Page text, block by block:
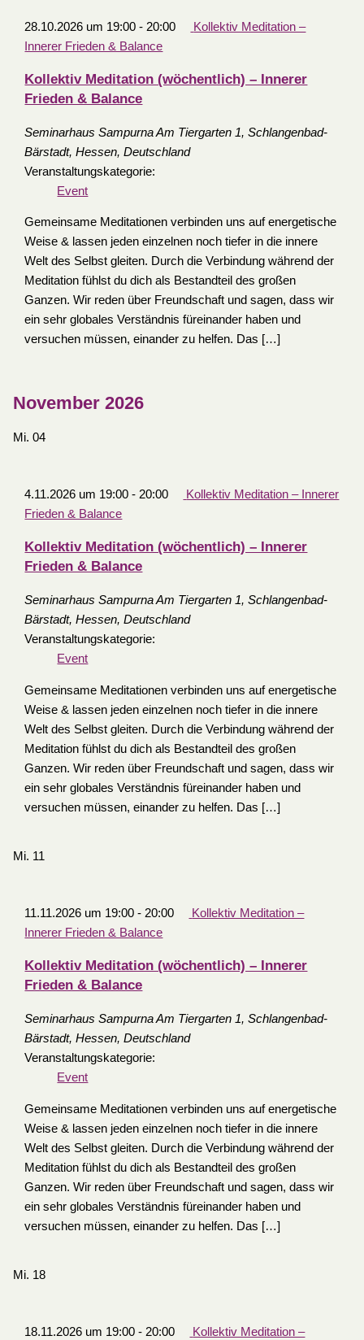
28.10.2026 um 19:00 - 20:00
Kollektiv Meditation –
Innerer Frieden & Balance
Kollektiv Meditation (wöchentlich) – Innerer
Frieden & Balance
Seminarhaus SampurnaAm Tiergarten 1, Schlangenbad-
Bärstadt, Hessen, Deutschland
Veranstaltungskategorie:
Event
Gemeinsame Meditationen verbinden uns auf energetische
Weise & lassen jeden einzelnen noch tiefer in die innere
Welt des Selbst gleiten. Durch die Verbindung während der
Meditation fühlst du dich als Bestandteil des großen
Ganzen. Wir reden über Freundschaft und sagen, dass wir
ein sehr globales Verständnis füreinander haben und
versuchen müssen, einander zu helfen. Das […]
November 2026
Mi. 04
4.11.2026 um 19:00 - 20:00
Kollektiv Meditation – Innerer
Frieden & Balance
Kollektiv Meditation (wöchentlich) – Innerer
Frieden & Balance
Seminarhaus SampurnaAm Tiergarten 1, Schlangenbad-
Bärstadt, Hessen, Deutschland
Veranstaltungskategorie:
Event
Gemeinsame Meditationen verbinden uns auf energetische
Weise & lassen jeden einzelnen noch tiefer in die innere
Welt des Selbst gleiten. Durch die Verbindung während der
Meditation fühlst du dich als Bestandteil des großen
Ganzen. Wir reden über Freundschaft und sagen, dass wir
ein sehr globales Verständnis füreinander haben und
versuchen müssen, einander zu helfen. Das […]
Mi. 11
11.11.2026 um 19:00 - 20:00
Kollektiv Meditation –
Innerer Frieden & Balance
Kollektiv Meditation (wöchentlich) – Innerer
Frieden & Balance
Seminarhaus SampurnaAm Tiergarten 1, Schlangenbad-
Bärstadt, Hessen, Deutschland
Veranstaltungskategorie:
Event
Gemeinsame Meditationen verbinden uns auf energetische
Weise & lassen jeden einzelnen noch tiefer in die innere
Welt des Selbst gleiten. Durch die Verbindung während der
Meditation fühlst du dich als Bestandteil des großen
Ganzen. Wir reden über Freundschaft und sagen, dass wir
ein sehr globales Verständnis füreinander haben und
versuchen müssen, einander zu helfen. Das […]
Mi. 18
18.11.2026 um 19:00 - 20:00
Kollektiv Meditation –